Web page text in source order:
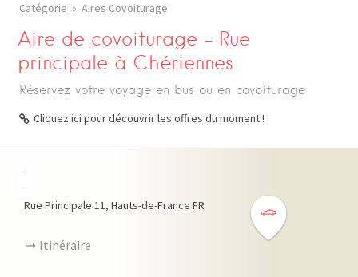
Catégorie Aires Covoiturage
Aire de covoiturage – Rue
principale à Chériennes
Réservez votre voyage en bus ou en covoiturage
Cliquez ici pour découvrir les offres du moment !
Rue Principale 11 Hauts-de-France FR
Itinéraire